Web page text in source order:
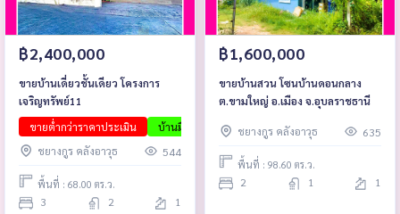
฿2,400,000
ขายบ้านเดี่ยวชั้นเดียว โครงการ
เจริญทรัพย์11
ขายต่ำกว่าราคาประเมิน
บ้านมือสองอุบล บ้านพร้อมอยู่
บ้านโครงการอุ
ชยางกูร คลังอาวุธ
544
พื้นที่ : 68.00 ตร.ว.
3 2 1
฿1,600,000
ขายบ้านสวน โซนบ้านดอนกลาง
ต.ขามใหญ่ อ.เมือง จ.อุบลราชธานี
ชยางกูร คลังอาวุธ 635
พื้นที่ : 98.60 ตร.ว.
2 1 1